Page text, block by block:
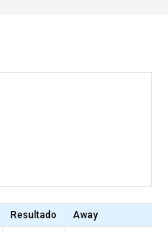
Resultado Away